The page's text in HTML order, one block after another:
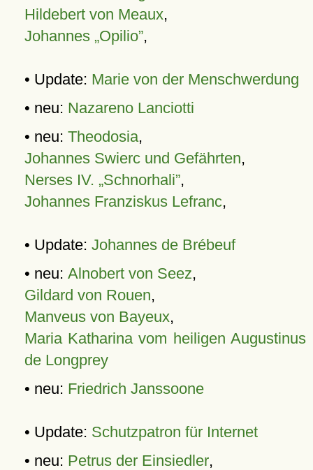
Hildebert von Meaux,
Johannes „Opilio”,
• Update: Marie von der Menschwerdung
• neu: Nazareno Lanciotti
• neu: Theodosia,
Johannes Swierc und Gefährten,
Nerses IV. „Schnorhali”,
Johannes Franziskus Lefranc,
• Update: Johannes de Brébeuf
• neu: Alnobert von Seez,
Gildard von Rouen,
Manveus von Bayeux,
Maria Katharina vom heiligen Augustinus
de Longprey
• neu: Friedrich Janssoone
• Update: Schutzpatron für Internet
• neu: Petrus der Einsiedler,